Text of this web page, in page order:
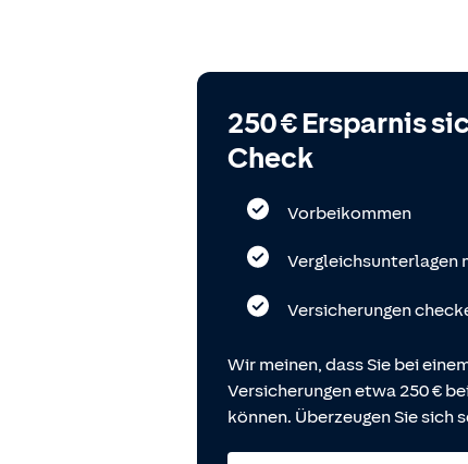
250 € Ersparnis
Check
Vorbeikommen
Vergleichsunterlagen
Versicherungen
Wir meinen, dass Sie bei
Versicherungen etwa 250 €
können. Überzeugen Sie sich